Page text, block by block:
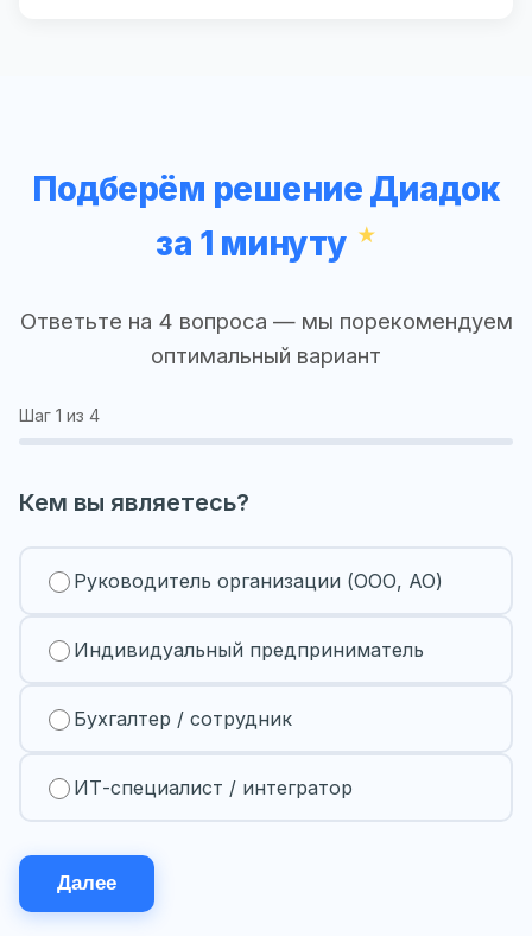
Подберём решение Диадок
за 1 минуту
Ответьте на 4 вопроса — мы порекомендуем
оптимальный вариант
Шаг 1 из 4
Кем вы являетесь?
Руководитель организации (ООО, АО)
Индивидуальный предприниматель
Бухгалтер / сотрудник
ИТ-специалист / интегратор
Далее